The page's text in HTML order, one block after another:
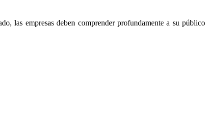
las empresas deben comprender profundamente a su público